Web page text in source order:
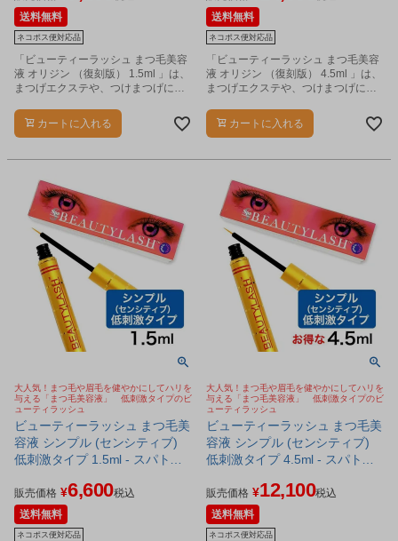
送料無料
ネコポス便対応品
「ビューティーラッシュ まつ毛美容
液 オリジン （復刻版） 1.5ml 」は、
まつげエクステや、つけまつげに頼
つ毛美容液」です。
カートに入れる
送料無料
ネコポス便対応品
「ビューティーラッシュ まつ毛美容
液 オリジン （復刻版） 4.5ml 」は、
まつげエクステや、つけまつげに頼
つ毛美容液」です。
カートに入れる
大人気！まつ毛や眉毛を健やかにしてハリを
与える「まつ毛美容液」 低刺激タイプのビ
ューティラッシュ
ビューティーラッシュ まつ毛美
容液 シンプル (センシティブ)
低刺激タイプ 1.5ml - スパトリ
ーティラッシュ] ※ネコポス対
応商品
販売価格 ¥6,600税込
送料無料
ネコポス便対応品
大人気！まつ毛や眉毛を健やかにしてハリを
与える「まつ毛美容液」 低刺激タイプのビ
ューティラッシュ
ビューティーラッシュ まつ毛美
容液 シンプル (センシティブ)
低刺激タイプ 4.5ml - スパトリ
ーティラッシュ] ※ネコポス対
応商品
販売価格 ¥12,100税込
送料無料
ネコポス便対応品